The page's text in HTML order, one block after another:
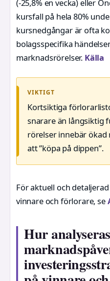
(-25,8% en vecka) eller
kursfall på hela 80%
kursnedgångar är ofta
bolagsspecifika
marknadsrörelser. Källa
VIKTIGT
Kortsiktiga
snarare än långsiktig
rörelser innebär ökad
att ”köpa på dippen”.
För aktuell och
vinnare och förlorare, se
Hur analyseras